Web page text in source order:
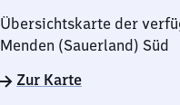
Übersichtskarte der
Menden (Sauerland) Süd
Zur Karte